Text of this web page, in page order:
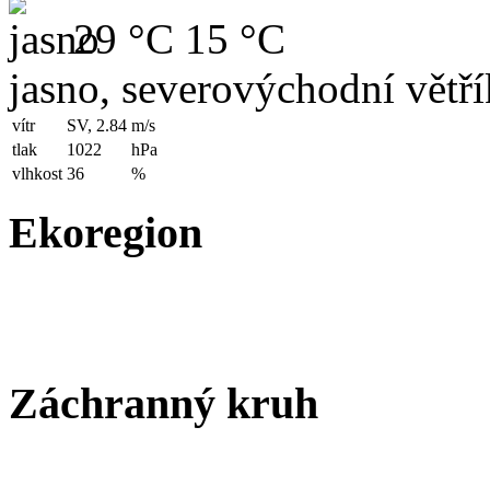
29 °C 15 °C
jasno, severovýchodní
vítr SV, 2.84 m/s
tlak
1022
hPa
vlhkost 36 %
Ekoregion
Záchranný kruh